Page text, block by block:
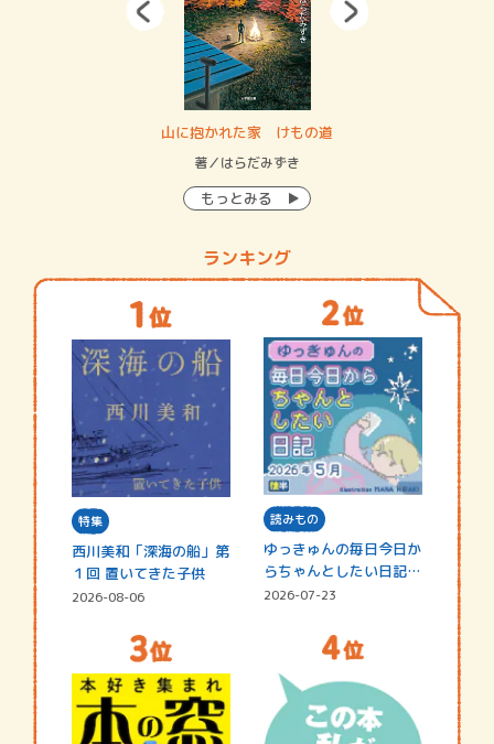
山に抱かれた家 けもの道
著／はらだみずき
もっとみる
ランキング
特集
西川美和「深海の船」第
１回 置いてきた子供
2026-08-06
読みもの
ゆっきゅんの毎日今日か
らちゃんとしたい日記
☆202…
2026-07-23